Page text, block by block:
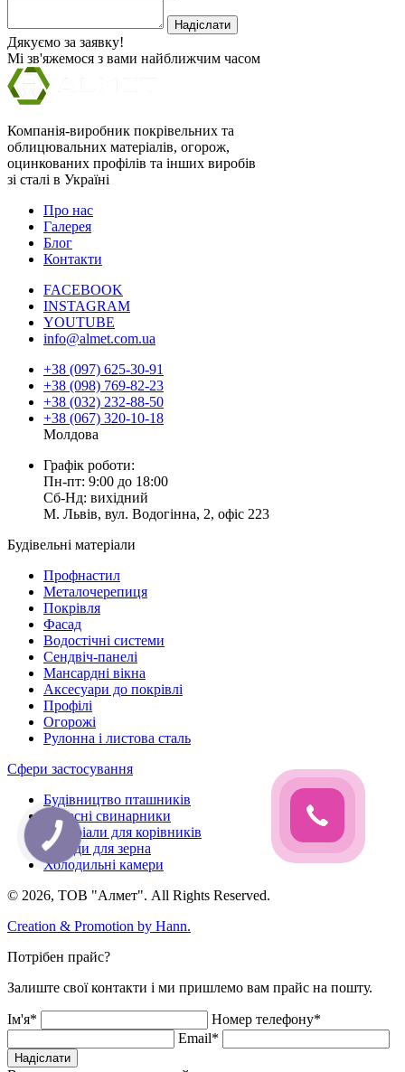
Надіслати
Дякуємо за заявку!
Мі зв'яжемося з вами найближчим часом
Компанія-виробник покрівельних та
облицювальних матеріалів, огорож,
оцинкованих профілів та інших виробів
зі сталі в Україні
Про нас
Галерея
Блог
Контакти
FACEBOOK
INSTAGRAM
YOUTUBE
info@almet.com.ua
+38 (097) 625-30-91
+38 (098) 769-82-23
+38 (032) 232-88-50
+38 (067) 320-10-18
Молдова
Графік роботи:
Пн-пт: 9:00 до 18:00
Сб-Нд: вихідний
М. Львів, вул. Водогінна, 2, офіс 223
Будівельні матеріали
Профнастил
Металочерепиця
Покрівля
Фасад
Водостічні системи
Сендвіч-панелі
Мансардні вікна
Аксесуари до покрівлі
Профілі
Огорожі
Рулонна і листова сталь
Сфери застосування
Будівництво пташників
Сучасні свинарники
Матеріали для корівників
Склади для зерна
Холодильні камери
© 2026, ТОВ "Алмет". All Rights Reserved.
Creation & Promotion by Hann.
Потрібен прайс?
Залиште свої контакти і ми пришлемо вам прайс на пошту.
Ім'я*
Номер телефону*
Email*
Надіслати